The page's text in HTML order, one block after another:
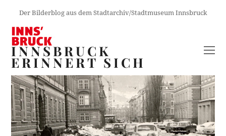
Der Bilderblog aus dem Stadtarchiv/Stadtmuseum Innsbruck
INNSBRUCK
ERINNERT SICH